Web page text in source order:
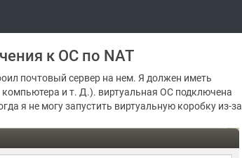
к ОС по NAT
почтовый сервер на нем. Я должен иметь
компьютера и т. Д.). виртуальная ОС подключена
я не могу запустить виртуальную коробку из-за